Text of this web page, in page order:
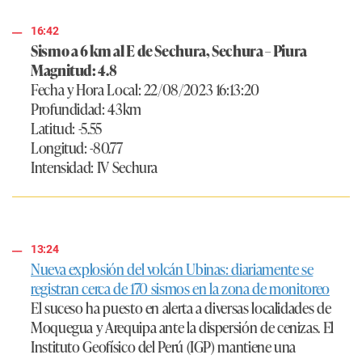
16:42
Sismo a 6 km al E de Sechura, Sechura – Piura
Magnitud: 4.8
Fecha y Hora Local: 22/08/2023 16:13:20
Profundidad: 43km
Latitud: -5.55
Longitud: -80.77
Intensidad: IV Sechura
13:24
Nueva explosión del volcán Ubinas: diariamente se
registran cerca de 170 sismos en la zona de monitoreo
El suceso ha puesto en alerta a diversas localidades de
Moquegua y Arequipa ante la dispersión de cenizas. El
Instituto Geofísico del Perú (IGP) mantiene una